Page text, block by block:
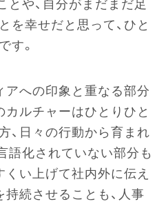
とや、自分がまだまだ足
を幸せだと思って、ひと
す。
アへの印象と重なる部分
カルチャーはひとりひと
、日々の行動から育まれ
語化されていない部分も
くい上げて社内外に伝え
持続させることも、人事